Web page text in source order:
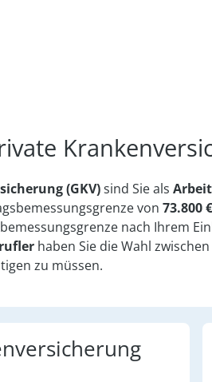
(GKV)sind Sie als
von 73.800
nach Ihrem
haben Sie die Wahl
zu müssen.